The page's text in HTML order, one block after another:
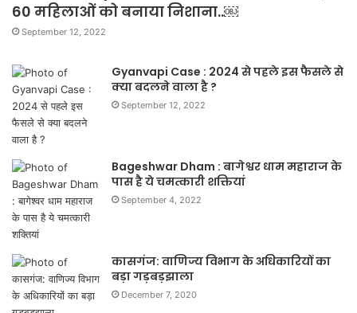
60 महिलाओं को बनाया निशाना..￼
September 12, 2022
Gyanvapi Case : 2024 से पहले इस फैसले से
क्या बदलने वाला है ?
September 12, 2022
Bageshwar Dham : बागेश्वर धाम महाराज के
पास है ये चमत्कारी शक्तियां
September 4, 2022
कासगंज: वाणिज्य विभाग के अधिकारियों का
बड़ा गड़बड़झाला
December 7, 2020